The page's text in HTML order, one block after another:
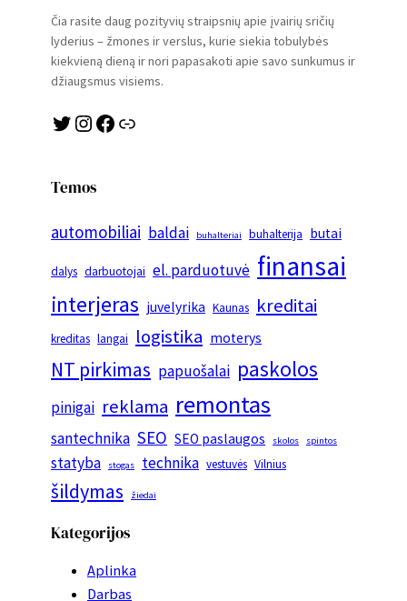
Čia rasite daug pozityvių straipsnių apie įvairių sričių
lyderius – žmones ir verslus, kurie siekia tobulybės
kiekvieną dieną ir nori papasakoti apie savo sunkumus ir
džiaugsmus visiems.
Twitter Instagram Facebook Link
Temos
automobiliai baldai buhalteriai buhalterija butai
dalys darbuotojai el. parduotuvė finansai
interjeras juvelyrika Kaunas kreditai
kreditas langai logistika moterys
NT pirkimas papuošalai paskolos
pinigai reklama remontas
santechnika SEO SEO paslaugos skolos spintos
statyba stogas technika vestuvės Vilnius
šildymas žiedai
Kategorijos
Aplinka
Darbas